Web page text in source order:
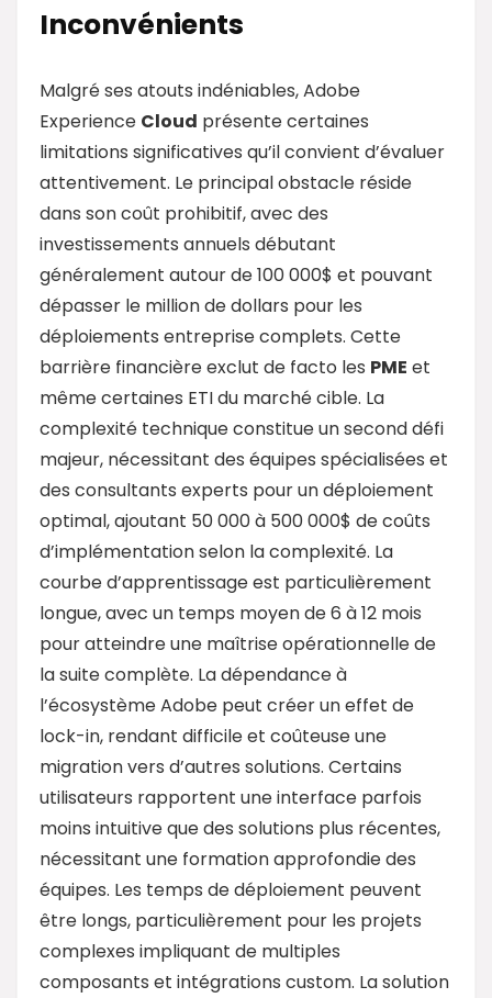
Inconvénients
Malgré ses atouts indéniables, Adobe
Experience Cloud présente certaines
limitations significatives qu’il convient d’évaluer
attentivement. Le principal obstacle réside
dans son coût prohibitif, avec des
investissements annuels débutant
généralement autour de 100 000$ et pouvant
dépasser le million de dollars pour les
déploiements entreprise complets. Cette
barrière financière exclut de facto les PME et
même certaines ETI du marché cible. La
complexité technique constitue un second défi
majeur, nécessitant des équipes spécialisées et
des consultants experts pour un déploiement
optimal, ajoutant 50 000 à 500 000$ de coûts
d’implémentation selon la complexité. La
courbe d’apprentissage est particulièrement
longue, avec un temps moyen de 6 à 12 mois
pour atteindre une maîtrise opérationnelle de
la suite complète. La dépendance à
l’écosystème Adobe peut créer un effet de
lock-in, rendant difficile et coûteuse une
migration vers d’autres solutions. Certains
utilisateurs rapportent une interface parfois
moins intuitive que des solutions plus récentes,
nécessitant une formation approfondie des
équipes. Les temps de déploiement peuvent
être longs, particulièrement pour les projets
complexes impliquant de multiples
composants et intégrations custom. La solution